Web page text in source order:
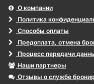
О компании
Политика
Способы оплаты
Предоплата, отмена
Процесс передачи
Наши партнеры
Отзывы о службе